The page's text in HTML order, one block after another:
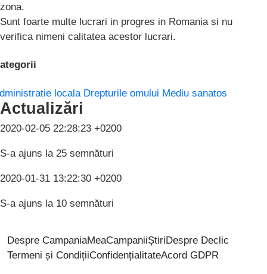
zona.
Sunt foarte multe lucrari in progres in Romania si nu
verifica nimeni calitatea acestor lucrari.
locala Drepturile omului Mediu sanatos
Actualizări
2020-02-05 22:28:23 +0200
S-a ajuns la 25 semnături
2020-01-31 13:22:30 +0200
S-a ajuns la 10 semnături
Despre CampaniaMeaCampaniiȘtiriDespre Declic
Termeni și CondițiiConfidențialitateAcord GDPR